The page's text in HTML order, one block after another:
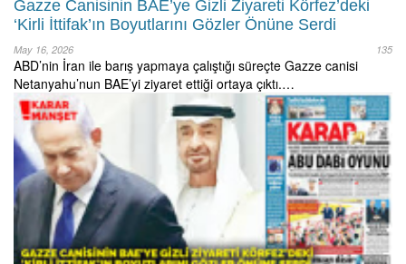
Gazze Canisinin BAE’ye Gizli Ziyareti Körfez’deki
‘Kirli İttifak’ın Boyutlarını Gözler Önüne Serdi
May 16, 2026 135
ABD’nin İran ile barış yapmaya çalıştığı süreçte Gazze canisi
Netanyahu’nun BAE’yi ziyaret ettiği ortaya çıktı.…